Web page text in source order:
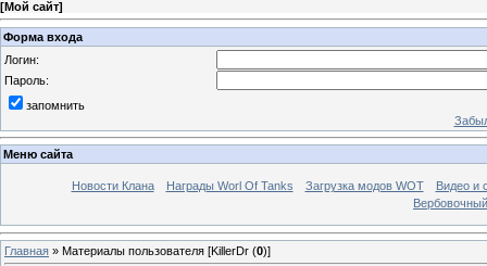
[Мой сайт]
Форма входа
Логин:
Пароль:
запомнить
Меню сайта
Новости Клана Награды Worl Of Tanks Загрузка модов WOT
Видео и
Главная » Материалы пользователя [KillerDr (0)]